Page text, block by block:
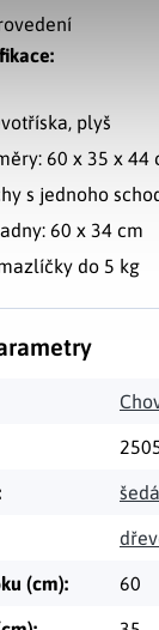
plyš
60 x 35 x 44
s jednoho
60 x 34 cm
do 5 kg
šedá
(cm): 60